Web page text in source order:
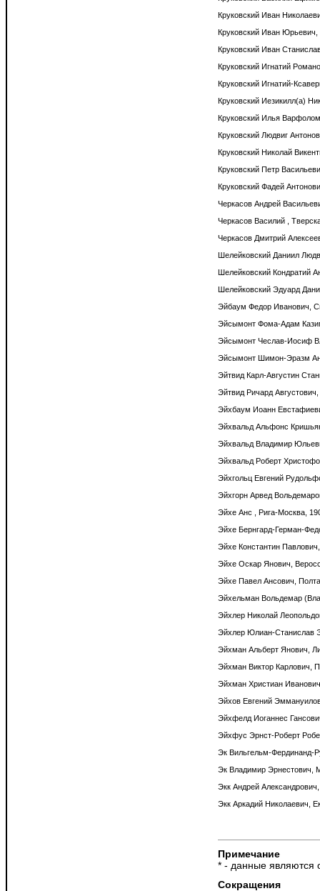
Круковский Иван
Круковский Иван Юрьевич,
Круковский Иван
Круковский Игнатий
Круковский Игнатий-
Круковский Иезикилл(а)
Круковский Илья
Круковский Людвиг
Круковский Николай
Круковский Петр
Круковский Фадей
Черкасов Андрей
Черкасов Василий ,
Черкасов Дмитрий
Шелейковский Даниил
Шелейковский Кондратий
Шелейковский Эдуард
Эйбаум Федор Иванович,
Эйсымонт Фома-Адам
Эйсымонт Чеслав-Иосиф
Эйсымонт Шимон-Эразм
Эйтвид Карл-Августин
Эйтвид Ричард
Эйхбаум Иоанн
Эйхвальд Альфонс
Эйхвальд Владимир
Эйхвальд Роберт
Эйхгольц Евгений
Эйхгорн Арвед
Эйхе Анс , Рига-Москва,
Эйхе Бернгард-Герман-
Эйхе Константин
Эйхе Оскар Янович,
Эйхе Павел Ансович,
Эйхельман Вольдемар
Эйхлер Николай
Эйхлер Юлиан-Станислав
Эйхман Альберт Янович,
Эйхман Виктор Карлович,
Эйхман Христиан
Эйхов Евгений
Эйхфелд Иоганнес
Эйхфус Эрнст-Роберт
Эк Вильгельм-Фердинанд-
Эк Владимир Эрнестович,
Экк Андрей
Примечание
* - данные являются
Сокращения